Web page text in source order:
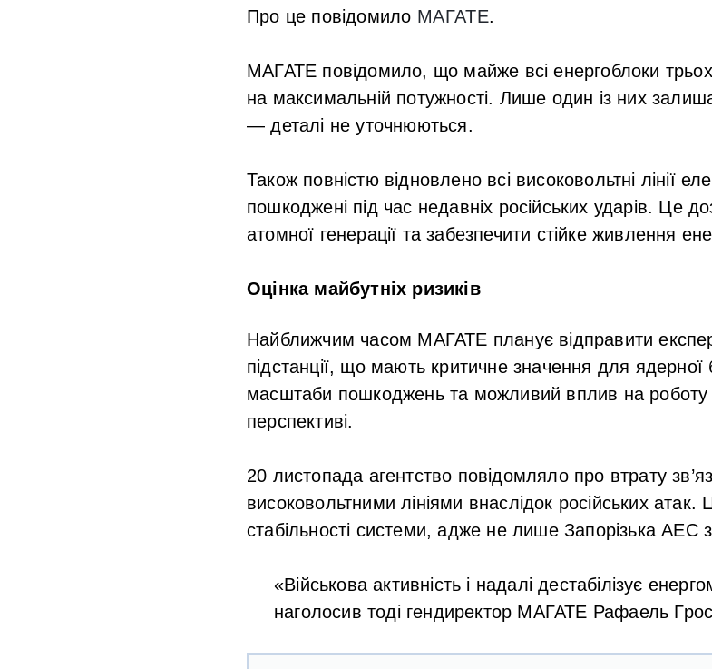
Про це повідомило МАГАТЕ.
МАГАТЕ повідомило, що майже всі енергоблоки
на максимальній потужності. Лише один із них
— деталі не уточнюються.
Також повністю відновлено всі високовольтні лінії
пошкоджені під час недавніх російських ударів. Це
атомної генерації та забезпечити стійке живлення
Оцінка майбутніх ризиків
Найближчим часом МАГАТЕ планує відправити
підстанції, що мають критичне значення для ядерної
масштаби пошкоджень та можливий вплив на роботу
перспективі.
20 листопада агентство повідомляло про втрату
високовольтними лініями внаслідок російських
стабільності системи, адже не лише Запорізька АЕС
«Військова активність і надалі дестабілізує
наголосив тоді гендиректор МАГАТЕ Рафаель